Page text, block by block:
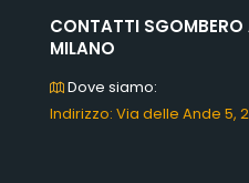
CONTATTI SGOMBERO
MILANO
Dove siamo:
Indirizzo: Via delle Ande 5,